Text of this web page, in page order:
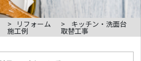
リフォーム
施工例
キッチン・洗面台
取替工事